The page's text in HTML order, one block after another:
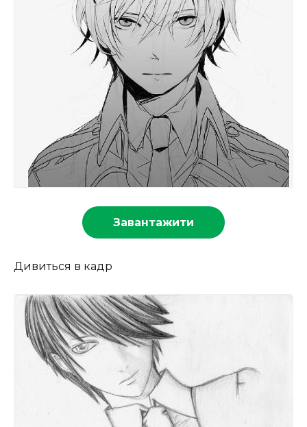
Завантажити
Дивиться в кадр